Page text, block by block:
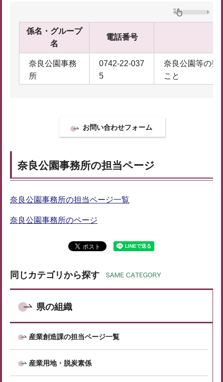
係名・グループ
名
電話番号
奈良公園事務
所
0742-22-037
5
奈良公園等の整
こと
奈良公園事務所の担当ページ
奈良公園事務所の担当ページ一覧
奈良公園事務所のページ
同じカテゴリから探す
県の組織
産業創造課の担当ページ一覧
産業用地・脱炭素係